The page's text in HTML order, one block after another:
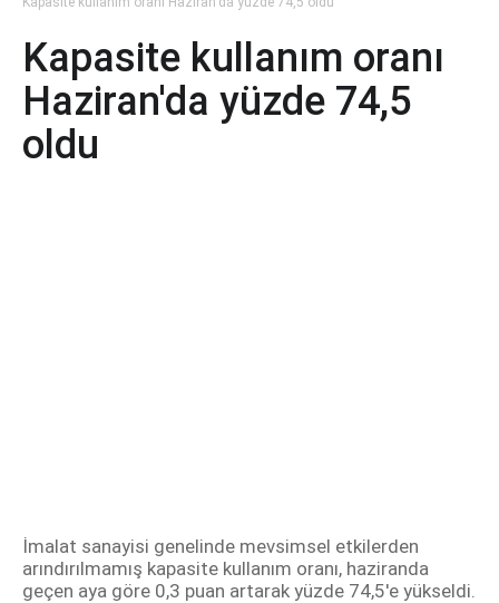
Kapasite kullanım oranı
Haziran'da yüzde 74,5
oldu
İmalat sanayisi genelinde mevsimsel etkilerden
arındırılmamış kapasite kullanım oranı, haziranda
geçen aya göre 0,3 puan artarak yüzde 74,5'e yükseldi.